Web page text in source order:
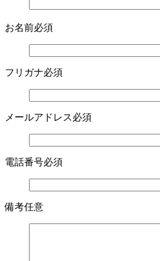
お名前必須
フリガナ必須
メールアドレス必須
電話番号必須
備考任意